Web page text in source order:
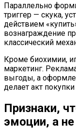
Параллельно
триггер — скука,
действием
вознаграждение
классический
Кроме биохимии,
маркетинг.
выгоды, а
делает акт
Признаки,
эмоции, а